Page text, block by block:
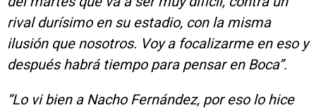
rival durísimo en su estadio, con la misma
ilusión que nosotros. Voy a focalizarme en eso y
después habrá tiempo para pensar en Boca”.
“Lo vi bien a Nacho Fernández, por eso lo hice